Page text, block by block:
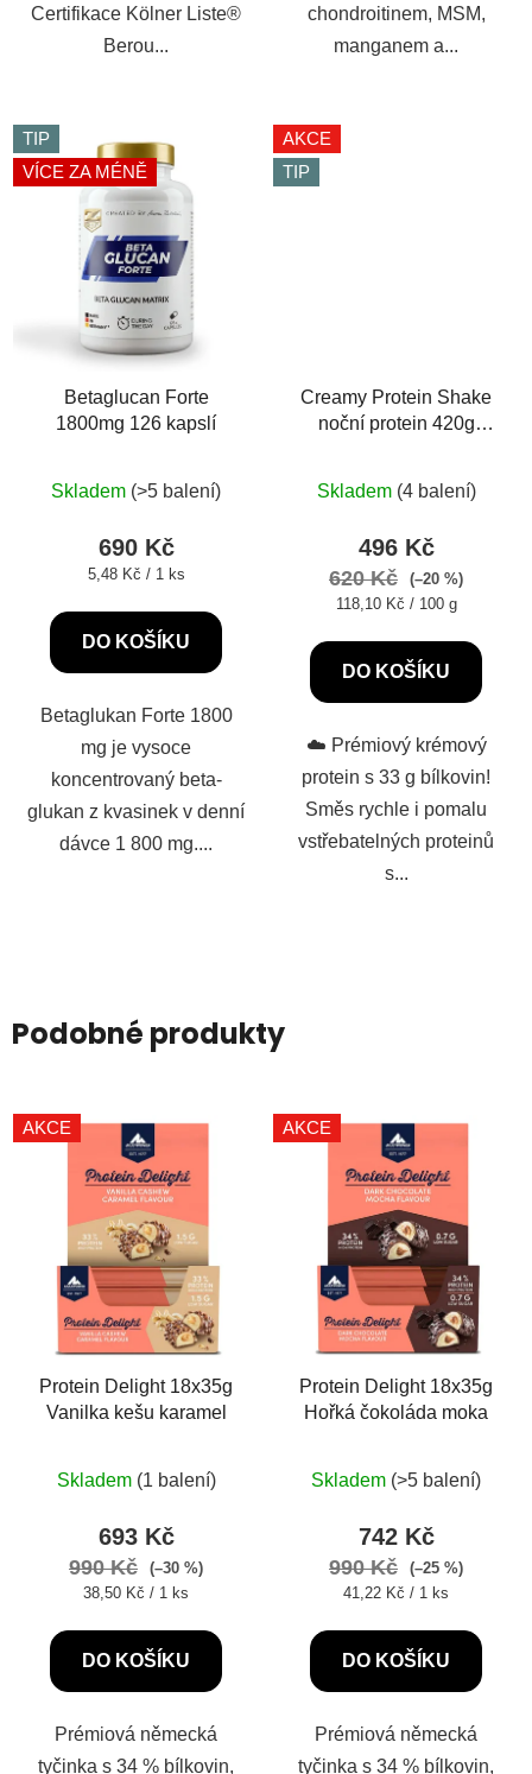
Certifikace Kölner Liste®
Berou...
chondroitinem, MSM,
manganem a...
TIP
VÍCE ZA MÉNĚ
Betaglucan Forte
1800mg 126 kapslí
hodnocení
produktu
je
z
Skladem (>5 balení)
690 Kč
Měrná
5,48 Kč / 1 ks
DO KOŠÍKU
Betaglukan Forte 1800
mg je vysoce
koncentrovaný beta-
glukan z kvasinek v denní
dávce 1 800 mg....
AKCE
TIP
Creamy Protein Shake
noční protein 420g
Skladem (4 balení)
496 Kč
620 Kč
(–20 %)
Měrná
118,10 Kč / 100 g
DO KOŠÍKU
☁️ Prémiový krémový
protein s 33 g bílkovin!
Směs rychle i pomalu
vstřebatelných proteinů
s...
Podobné produkty
AKCE
Protein Delight 18x35g
Vanilka kešu karamel
hodnocení
produktu
5,0
5
hvězdiček.
Skladem (1 balení)
693 Kč
990 Kč
(–30 %)
Měrná
38,50 Kč / 1 ks
DO KOŠÍKU
Prémiová německá
tyčinka s 34 % bílkovin,
AKCE
Protein Delight 18x35g
Hořká čokoláda moka
Skladem (>5 balení)
742 Kč
990 Kč
(–25 %)
Měrná
41,22 Kč / 1 ks
DO KOŠÍKU
Prémiová německá
tyčinka s 34 % bílkovin,